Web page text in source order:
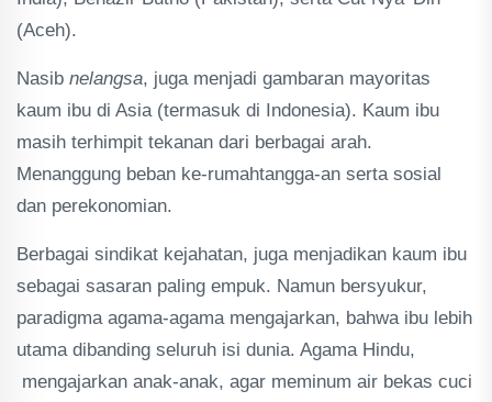
(Aceh).
Nasib nelangsa, juga menjadi gambaran mayoritas
kaum ibu di Asia (termasuk di Indonesia). Kaum ibu
masih terhimpit tekanan dari berbagai arah.
Menanggung beban ke-rumahtangga-an serta sosial
dan perekonomian.
Berbagai sindikat kejahatan, juga menjadikan kaum ibu
sebagai sasaran paling empuk. Namun bersyukur,
paradigma agama-agama mengajarkan, bahwa ibu lebih
utama dibanding seluruh isi dunia. Agama Hindu,
mengajarkan anak-anak, agar meminum air bekas cuci